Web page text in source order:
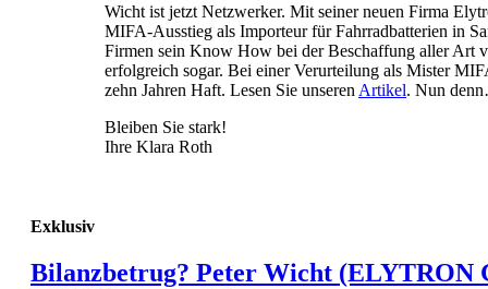
Wicht ist jetzt Netzwerker. Mit seiner neuen Firma
MIFA-Ausstieg als Importeur für Fahrradbatterien in
Firmen sein Know How bei der Beschaffung aller Art
erfolgreich sogar. Bei einer Verurteilung als Mister
zehn Jahren Haft. Lesen Sie unseren Artikel. Nun
Bleiben Sie stark!
Ihre Klara Roth
Exklusiv
Bilanzbetrug? Peter Wicht (ELYTRON